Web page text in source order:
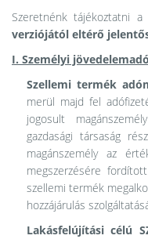
Szeretnénk tájékoztatni a
verziójától eltérő
I. Személyi
Szellemi termék
merül majd fel
jogosult
gazdasági társaság
magánszemély az
megszerzésére
szellemi termék
hozzájárulás
Lakásfelújítási célú